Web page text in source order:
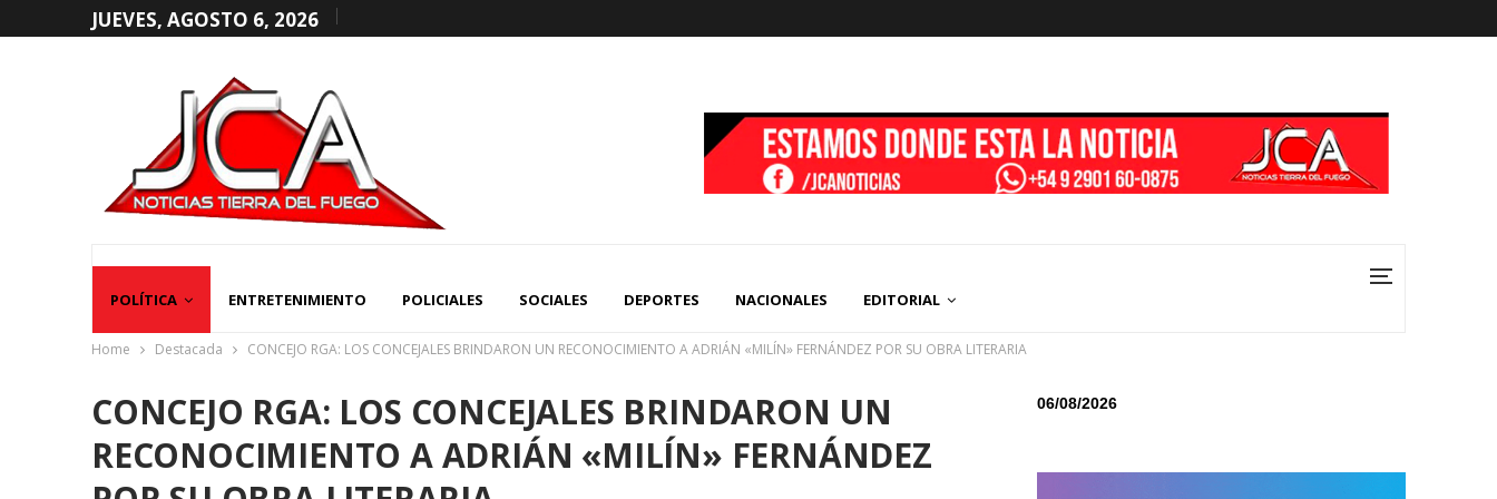
JUEVES, AGOSTO 6, 2026
POLÍTICA ENTRETENIMIENTO POLICIALES SOCIALES DEPORTES NACIONALES EDITORIAL
Home Destacada CONCEJO RGA: LOS CONCEJALES BRINDARON UN RECONOCIMIENTO A ADRIÁN «MILÍN» FERNÁNDEZ POR SU OBRA LITERARIA
CONCEJO RGA: LOS CONCEJALES BRINDARON UN
RECONOCIMIENTO A ADRIÁN «MILÍN» FERNÁNDEZ
06/08/2026